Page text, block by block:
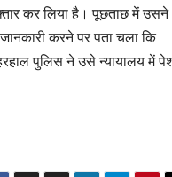
कर लिया है। पूछताछ में उसने
करने पर पता चला कि
पुलिस ने उसे न्यायालय में